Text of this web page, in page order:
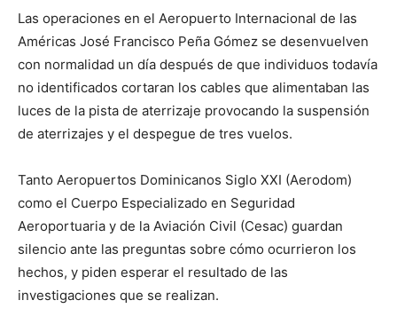
Las operaciones en el Aeropuerto Internacional de las
Américas José Francisco Peña Gómez se desenvuelven
con normalidad un día después de que individuos todavía
no identificados cortaran los cables que alimentaban las
luces de la pista de aterrizaje provocando la suspensión
de aterrizajes y el despegue de tres vuelos.
Tanto Aeropuertos Dominicanos Siglo XXI (Aerodom)
como el Cuerpo Especializado en Seguridad
Aeroportuaria y de la Aviación Civil (Cesac) guardan
silencio ante las preguntas sobre cómo ocurrieron los
hechos, y piden esperar el resultado de las
investigaciones que se realizan.